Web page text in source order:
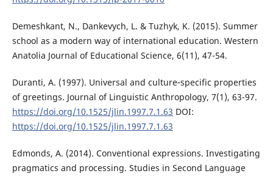
Demeshkant, N., Dankevych, L. & Tuzhyk, K. (2015). Summer
school as a modern way of international education. Western
Anatolia Journal of Educational Science, 6(11), 47-54.
Duranti, A. (1997). Universal and culture‐specific properties
of greetings. Journal of Linguistic Anthropology, 7(1), 63-97.
https://doi.org/10.1525/jlin.1997.7.1.63 DOI:
https://doi.org/10.1525/jlin.1997.7.1.63
Edmonds, A. (2014). Conventional expressions. Investigating
pragmatics and processing. Studies in Second Language